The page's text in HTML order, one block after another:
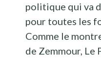
politique qui va
pour toutes les
Comme le
de Zemmour, Le